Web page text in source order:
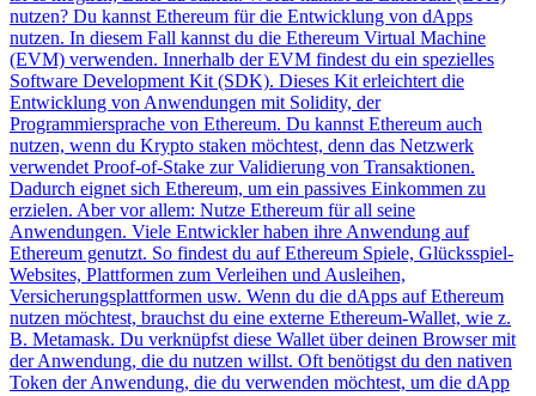
nutzen? Du kannst Ethereum für die Entwicklung von dApps
nutzen. In diesem Fall kannst du die Ethereum Virtual Machine
(EVM) verwenden. Innerhalb der EVM findest du ein spezielles
Software Development Kit (SDK). Dieses Kit erleichtert die
Entwicklung von Anwendungen mit Solidity, der
Programmiersprache von Ethereum. Du kannst Ethereum auch
nutzen, wenn du Krypto staken möchtest, denn das Netzwerk
verwendet Proof-of-Stake zur Validierung von Transaktionen.
Dadurch eignet sich Ethereum, um ein passives Einkommen zu
erzielen. Aber vor allem: Nutze Ethereum für all seine
Anwendungen. Viele Entwickler haben ihre Anwendung auf
Ethereum genutzt. So findest du auf Ethereum Spiele, Glücksspiel-
Websites, Plattformen zum Verleihen und Ausleihen,
Versicherungsplattformen usw. Wenn du die dApps auf Ethereum
nutzen möchtest, brauchst du eine externe Ethereum-Wallet, wie z.
B. Metamask. Du verknüpfst diese Wallet über deinen Browser mit
der Anwendung, die du nutzen willst. Oft benötigst du den nativen
Token der Anwendung, die du verwenden möchtest, um die dApp